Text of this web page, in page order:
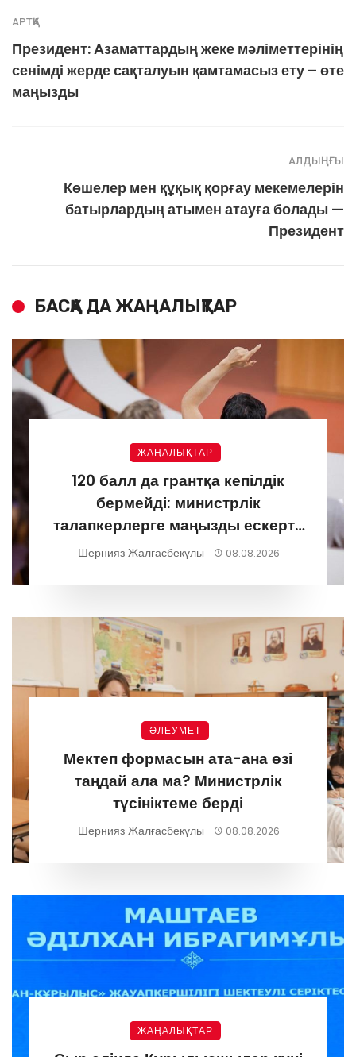
АРТҚА
Президент: Азаматтардың жеке мәліметтерінің
сенімді жерде сақталуын қамтамасыз ету – өте
маңызды
АЛДЫҢҒЫ
Көшелер мен құқық қорғау мекемелерін
батырлардың атымен атауға болады —
Президент
БАСҚА ДА ЖАҢАЛЫҚТАР
ЖАҢАЛЫҚТАР
120 балл да грантқа кепілдік
бермейді: министрлік
талапкерлерге маңызды ескерту
жасады
Шернияз Жалғасбекұлы 08.08.2026
ӘЛЕУМЕТ
Мектеп формасын ата-ана өзі
таңдай ала ма? Министрлік
түсініктеме берді
Шернияз Жалғасбекұлы 08.08.2026
ЖАҢАЛЫҚТАР